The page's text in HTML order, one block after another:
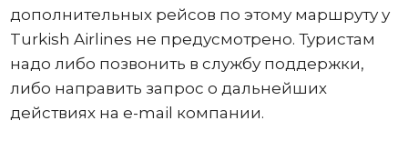
дополнительных рейсов по этому маршруту у
Turkish Airlines не предусмотрено. Туристам
надо либо позвонить в службу поддержки,
либо направить запрос о дальнейших
действиях на e-mail компании.